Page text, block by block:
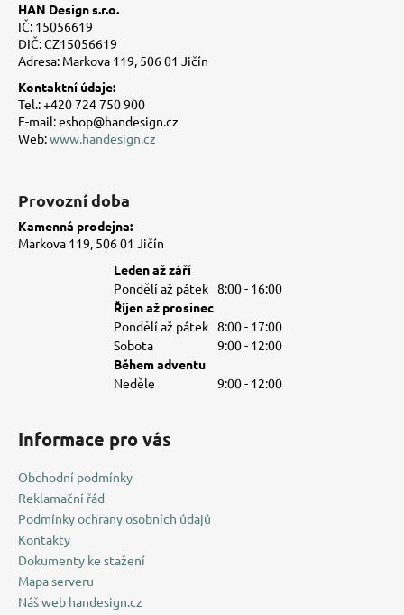
HAN Design s.r.o.
IČ: 15056619
DIČ: CZ15056619
Adresa: Markova 119, 506 01 Jičín
Kontaktní údaje:
Tel.: +420 724 750 900
E-mail: eshop@handesign.cz
Web:www.handesign.cz
Provozní doba
Kamenná prodejna:
Markova 119, 506 01 Jičín
Leden až září
Pondělí až pátek 8:00 - 16:00
Říjen až prosinec
Pondělí až pátek 8:00 - 17:00
Sobota
9:00 - 12:00
Během adventu
Neděle
9:00 - 12:00
Informace pro vás
Obchodní podmínky
Reklamační řád
Podmínky ochrany osobních údajů
Kontakty
Dokumenty ke stažení
Mapa serveru
Náš web handesign.cz